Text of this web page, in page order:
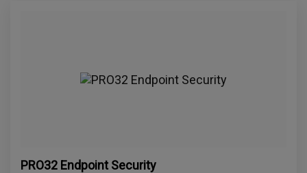
PRO32 Endpoint Security